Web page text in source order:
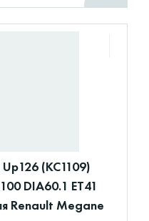
(КС1109)
DIA60.1 ET41
Renault Megane